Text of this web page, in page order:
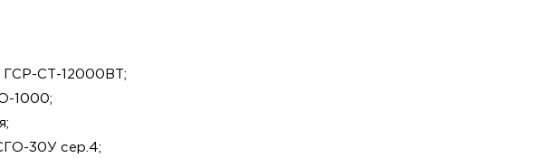
ГСР-СТ-12000ВТ;
1000;
30У сер.4;